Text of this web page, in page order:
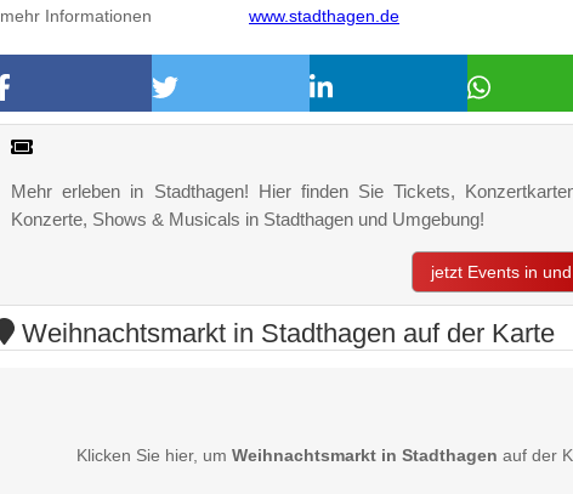
mehr Informationen www.stadthagen.de
Mehr erleben in Stadthagen! Hier finden Sie Tickets,
Konzerte, Shows & Musicals in Stadthagen und Umgebung!
jetzt Events in
Weihnachtsmarkt in Stadthagen auf der Karte
Klicken Sie hier, um Weihnachtsmarkt in Stadthagen auf der